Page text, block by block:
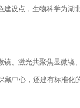
设点，生物科学为
、激光共聚焦显微
中心，还建有标准